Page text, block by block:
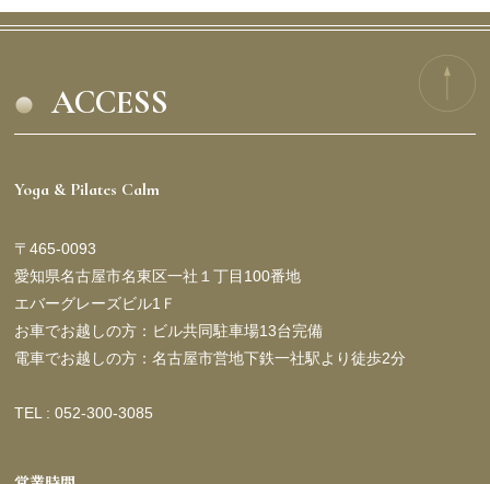
ACCESS
Yoga & Pilates Calm
〒465-0093
愛知県名古屋市名東区一社１丁目100番地
エバーグレーズビル1Ｆ
お車でお越しの方：ビル共同駐車場13台完備
電車でお越しの方：名古屋市営地下鉄一社駅より徒歩2分
TEL : 052-300-3085